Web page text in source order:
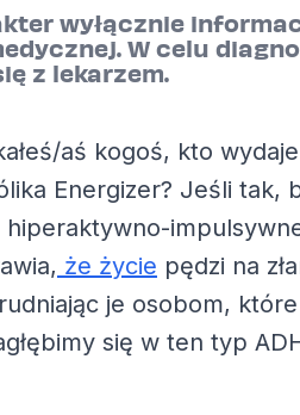
wyłącznie
W celu
z lekarzem.
aś kogoś, kto
Energizer? Jeśli tak,
że życie pędzi na
je osobom,
się w ten typ